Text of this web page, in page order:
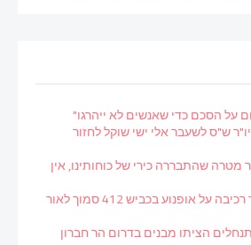
הסכם כדי שאנשים לא ייהרגו"
ש"ס לשעבר אלי ישי שוקל לחזור
מטרה שהתבררה כירי של כוחותינו, אין
גבר נפצע קשה במהלך רכיבה על אופנוע בכביש 412 סמוך לאור
הציתו מבנים בדרום הר חברון